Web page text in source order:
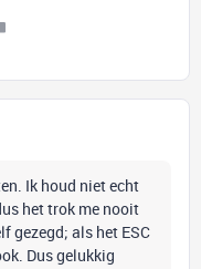
Ik houd niet echt
het trok me nooit
gezegd; als het ESC
Dus gelukkig